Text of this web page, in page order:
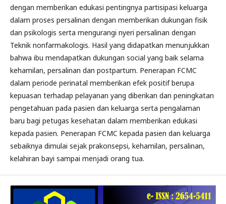
dengan memberikan edukasi pentingnya partisipasi keluarga
dalam proses persalinan dengan memberikan dukungan fisik
dan psikologis serta mengurangi nyeri persalinan dengan
Teknik nonfarmakologis. Hasil yang didapatkan menunjukkan
bahwa ibu mendapatkan dukungan social yang baik selama
kehamilan, persalinan dan postpartum. Penerapan FCMC
dalam periode perinatal memberikan efek positif berupa
kepuasan terhadap pelayanan yang diberikan dan peningkatan
pengetahuan pada pasien dan keluarga serta pengalaman
baru bagi petugas kesehatan dalam memberikan edukasi
kepada pasien. Penerapan FCMC kepada pasien dan keluarga
sebaiknya dimulai sejak prakonsepsi, kehamilan, persalinan,
kelahiran bayi sampai menjadi orang tua.